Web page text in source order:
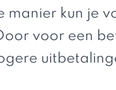
kun je
voor een